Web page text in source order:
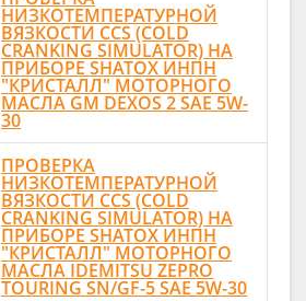
НИЗКОТЕМПЕРАТУРНОЙ
ВЯЗКОСТИ CCS (COLD
CRANKING SIMULATOR) НА
ПРИБОРЕ SHATOX ИНПН
"КРИСТАЛЛ" МОТОРНОГО
МАСЛА GM DEXOS 2 SAE 5W-
30
ПРОВЕРКА
НИЗКОТЕМПЕРАТУРНОЙ
ВЯЗКОСТИ CCS (COLD
CRANKING SIMULATOR) НА
ПРИБОРЕ SHATOX ИНПН
"КРИСТАЛЛ" МОТОРНОГО
МАСЛА IDEMITSU ZEPRO
TOURING SN/GF-5 SAE 5W-30